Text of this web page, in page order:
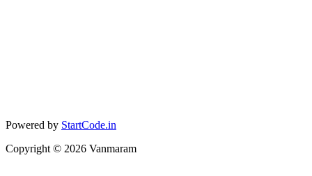
Powered by StartCode.in
Copyright © 2026 Vanmaram